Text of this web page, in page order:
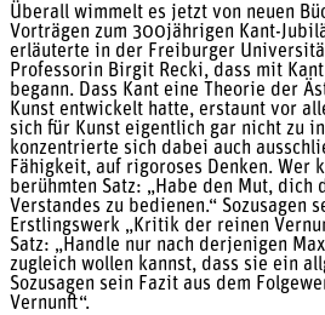
Überall wimmelt es jetzt von neuen
Vorträgen zum 300jährigen Kant-
erläuterte in der Freiburger
Professorin Birgit Recki, dass mit
begann. Dass Kant eine Theorie der
Kunst entwickelt hatte, erstaunt vor
sich für Kunst eigentlich gar nicht zu
konzentrierte sich dabei auch
Fähigkeit, auf rigoroses Denken. Wer
berühmten Satz: „Habe den Mut, dich
Verstandes zu bedienen.“ Sozusagen
Erstlingswerk „Kritik der reinen
Satz: „Handle nur nach derjenigen
zugleich wollen kannst, dass sie ein
Sozusagen sein Fazit aus dem
Vernunft“.